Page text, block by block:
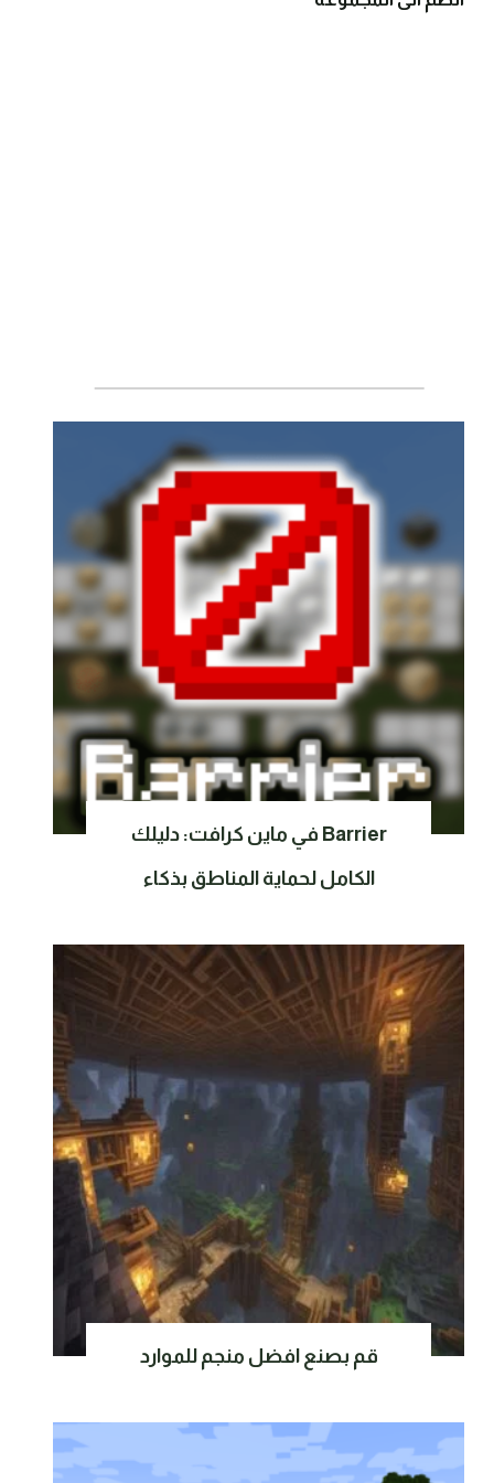
Barrier في ماين كرافت: دليلك
الكامل لحماية المناطق بذكاء
قم بصنع افضل منجم للموارد